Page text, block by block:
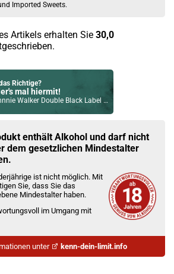
Imported Sweets.
Artikels erhalten Sie 30,0
Richtige?
mal hiermit!
Walker Double Black Label Blended Scotch Whisky 40% Vol. 700ml
das mal!
10 Jahre Reserva Añeja Rum 40% Vol. 700ml
Kröten sparen?
mal hier!
1,4ml 350mAh Pod System Kit Grün
enthält Alkohol und darf nicht
dem gesetzlichen Mindestalter
ist nicht möglich. Mit
Sie, dass Sie das
Mindestalter haben.
im Umgang mit
unter kenn-dein-limit.info